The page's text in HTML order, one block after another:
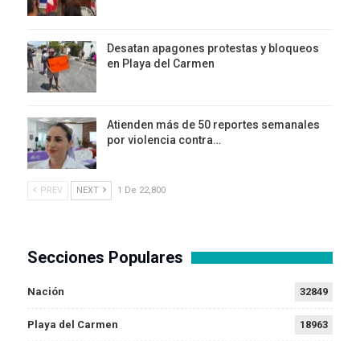
Desatan apagones protestas y bloqueos
en Playa del Carmen
Atienden más de 50 reportes semanales
por violencia contra…
PREV NEXT 1 De 22,800
Secciones Populares
Nación 32849
Playa del Carmen 18963